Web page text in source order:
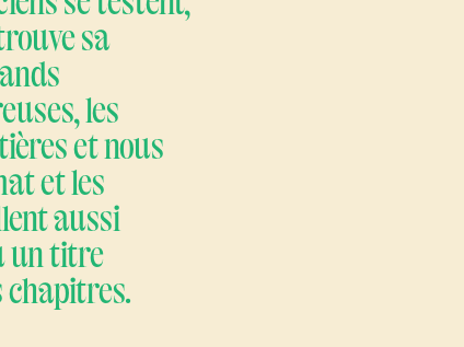
sa
les
et nous
et les
aussi
un titre
chapitres.